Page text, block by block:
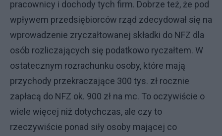
pracownicy i dochody tych firm. Dobrze też, że pod
wpływem przedsiębiorców rząd zdecydował się na
wprowadzenie zryczałtowanej składki do NFZ dla
osób rozliczających się podatkowo ryczałtem. W
ostatecznym rozrachunku osoby, które mają
przychody przekraczające 300 tys. zł rocznie
zapłacą do NFZ ok. 900 zł na mc. To oczywiście o
wiele więcej niż dotychczas, ale czy to
rzeczywiście ponad siły osoby mającej co